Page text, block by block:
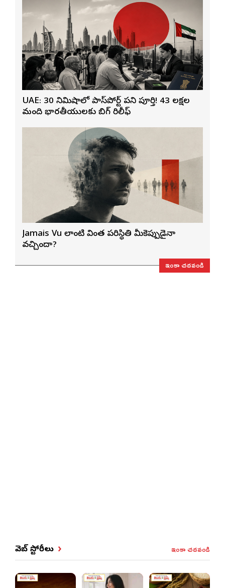
UAE: 30 నిమిషాల్లో పాస్‌పోర్ట్ పని పూర్తి! 43 లక్షల
మంది భారతీయులకు బిగ్ రిలీఫ్
Jamais Vu లాంటి వింత పరిస్థితి మీకెప్పుడైనా
వచ్చిందా?
ఇంకా చదవండి
వెబ్ స్టోరీలు ఇంకా చదవండి